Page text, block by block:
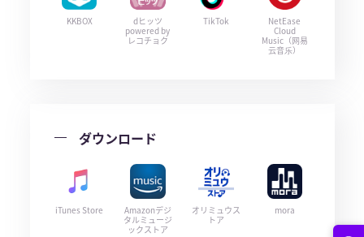
KKBOX
dヒッツ
powered by
レコチョク
TikTok
NetEase
Cloud
Music（网易
云音乐）
ダウンロード
iTunes Store
Amazonデジ
タルミュージ
ックストア
オリミュウス
トア
mora